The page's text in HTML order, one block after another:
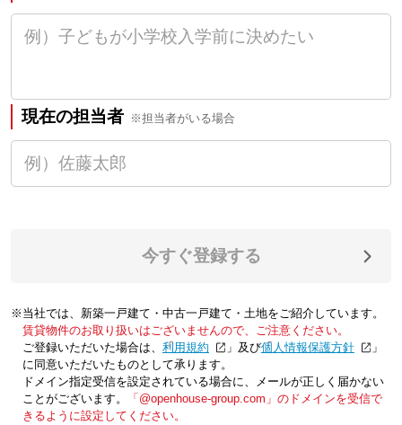
現在の担当者 ※担当者がいる場合
今すぐ登録する
※当社では、新築一戸建て・中古一戸建て・土地をご紹介しています。
賃貸物件のお取り扱いはございませんので、ご注意ください。
ご登録いただいた場合は、「利用規約 」及び「個人情報保護方針
」
に同意いただいたものとして承ります。
ドメイン指定受信を設定されている場合に、メールが正しく届かない
ことがございます。
「@openhouse-group.com」のドメインを受信で
きるように設定してください。